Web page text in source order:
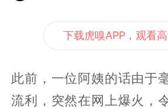
下载虎嗅APP，观看
此前，一位阿姨的话由于
流利，突然在网上爆火，